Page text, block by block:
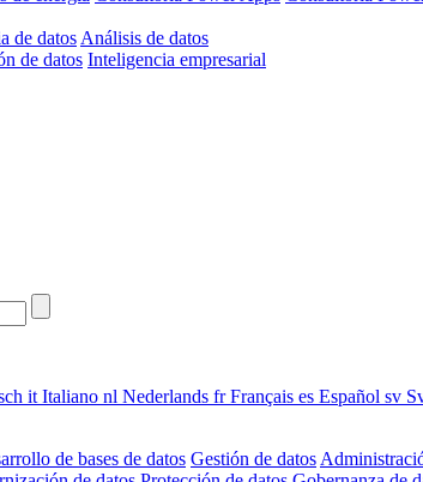
de datos Análisis de datos
de datos Inteligencia empresarial
it Italiano nl Nederlands frFrançais es Español sv
de bases de datos Gestión de datos